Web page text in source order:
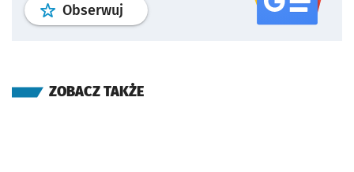
Obserwuj profil serwisu
ZOBACZ TAKŻE